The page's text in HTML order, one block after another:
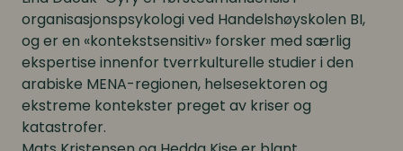
organisasjonspsykologi ved Handelshøyskolen BI,
og er en «kontekstsensitiv» forsker med særlig
ekspertise innenfor tverrkulturelle studier i den
arabiske MENA-regionen, helsesektoren og
ekstreme kontekster preget av kriser og
katastrofer.